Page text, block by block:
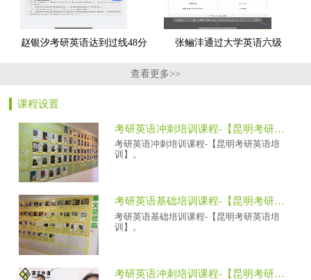
赵银汐考研英语达到过线48分 张鲡沣通过大学英语六级
查看更多>>
课程设置
考研英语冲刺培训课程-【昆明考研英语培训】
考研英语冲刺培训课程-【昆明考研英语培
训】。
考研英语基础培训课程-【昆明考研英语培训】
考研英语基础培训课程-【昆明考研英语培
训】。
考研英语冲刺培训课程-【昆明考研英语培训】